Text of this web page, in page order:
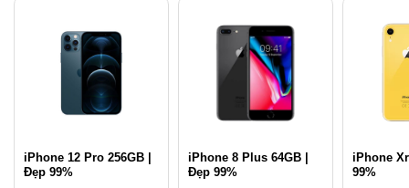
iPhone 12 Pro 256GB |
Đẹp 99%
iPhone 8 Plus 64GB |
Đẹp 99%
iPhone
99%